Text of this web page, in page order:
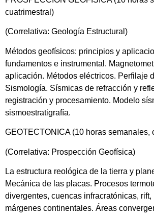
cuatrimestral)
(Correlativa: Geología Estructural)
Métodos geofísicos: principios y
fundamentos e instrumental.
aplicación. Métodos eléctricos. Perfilaje
Sismología. Sísmicas de refracción y
registración y procesamiento. Modelo
sismoestratigrafía.
GEOTECTONICA (10 horas semanales,
(Correlativa: Prospección Geofísica)
La estructura reológica de la tierra y
Mecánica de las placas. Procesos
divergentes, cuencas infracratónicas,
márgenes continentales. Áreas